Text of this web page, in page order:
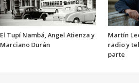
El Tupí Nambá, Angel Atienza y
Marciano Durán
Martín
radio y
parte